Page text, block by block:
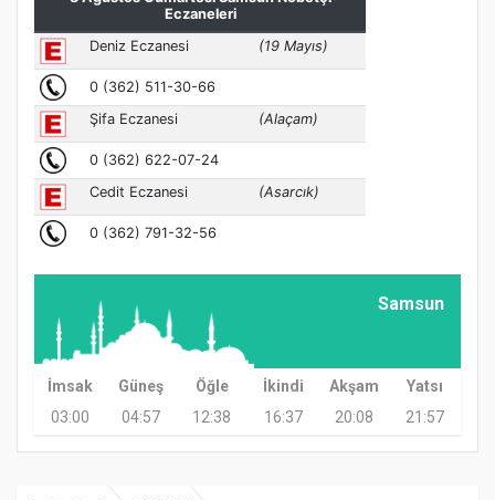
Samsun
İmsak Güneş Öğle İkindi Akşam
Yatsı
03:00
04:57 12:38 16:37 20:08 21:57